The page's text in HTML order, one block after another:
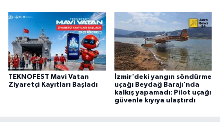
TEKNOFEST Mavi Vatan
Ziyaretçi Kayıtları Başladı
İzmir'deki yangın söndürme
uçağı Beydağ Barajı'nda
kalkış yapamadı: Pilot uçağı
güvenle kıyıya ulaştırdı